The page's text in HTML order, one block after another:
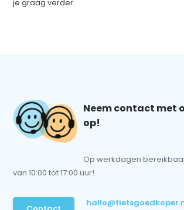
je graag verder.
Neem contact met
op!
Op werkdagen
van 10:00 tot 17:00 uur!